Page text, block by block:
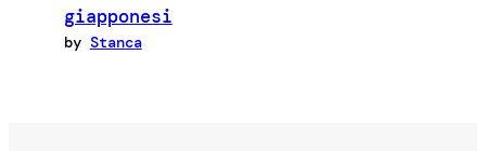
giapponesi
by Stanca